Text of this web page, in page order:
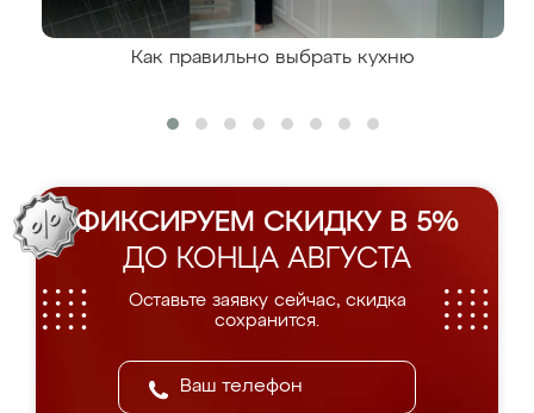
Как правильно выбрать кухню
ФИКСИРУЕМ СКИДКУ В 5%
ДО КОНЦА АВГУСТА
Оставьте заявку сейчас, скидка
сохранится.